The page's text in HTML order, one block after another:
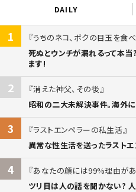
DAILY
1
うちのネコ、ボクの目玉を食
死ぬとウンチが漏れるって本
ます!
2
消えた神父、その後
昭和の二大未解決事件。海外に
3
ラストエンペラーの私生活
異常な性生活を送ったラスト
4
あなたの顔には99%理由が
ツリ目は人の話を聞かない?